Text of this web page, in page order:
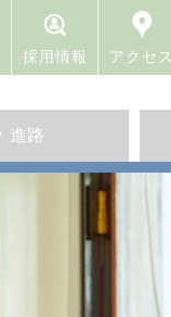
採用情報 アクセス
進路